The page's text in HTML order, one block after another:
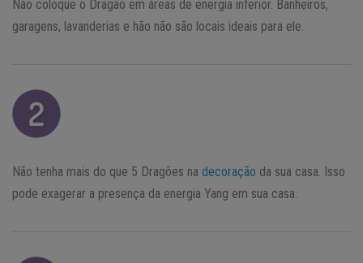
Não coloque o Dragão em áreas de energia inferior. Banheiros,
garagens, lavanderias e hão não são locais ideais para ele.
Não tenha mais do que 5 Dragões na decoração da sua casa. Isso
pode exagerar a presença da energia Yang em sua casa.